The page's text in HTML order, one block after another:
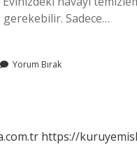
Sadece…
Yorum Bırak
https://